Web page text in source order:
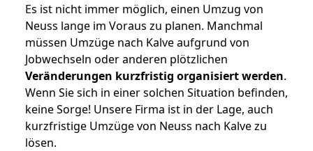
Es ist nicht immer möglich, einen Umzug von
Neuss lange im Voraus zu planen. Manchmal
müssen Umzüge nach Kalve aufgrund von
Jobwechseln oder anderen plötzlichen
Veränderungen kurzfristig organisiert werden.
Wenn Sie sich in einer solchen Situation befinden,
keine Sorge! Unsere Firma ist in der Lage, auch
kurzfristige Umzüge von Neuss nach Kalve zu
lösen.